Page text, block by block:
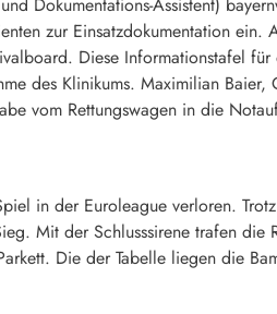
Dokumentations-Assistent)
zur Einsatzdokumentation
Diese Informationstafel
des Klinikums. Maximilian
vom Rettungswagen in die
in der Euroleague verloren.
Mit der Schlusssirene trafen die
Die der Tabelle liegen die